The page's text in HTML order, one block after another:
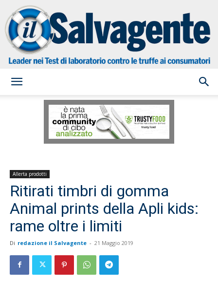
Salvagente
Allerta prodotti
Ritirati timbri di gomma
Animal prints della Apli kids:
rame oltre i limiti
Di redazione il Salvagente - 21 Maggio 2019